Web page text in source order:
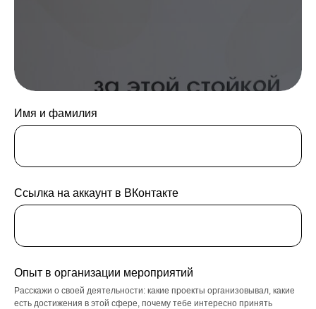
Имя и фамилия
Ссылка на аккаунт в ВКонтакте
Опыт в организации мероприятий
Расскажи о своей деятельности: какие проекты организовывал, какие
есть достижения в этой сфере, почему тебе интересно принять